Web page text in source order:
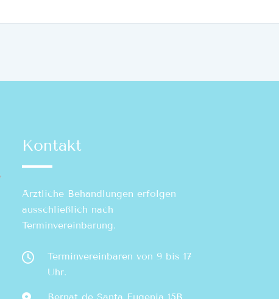
Kontakt
Ärztliche Behandlungen erfolgen
ausschließlich nach
Terminvereinbarung.
Terminvereinbaren von 9 bis 17
Uhr.